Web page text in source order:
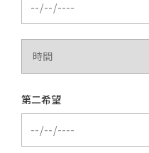
第二希望